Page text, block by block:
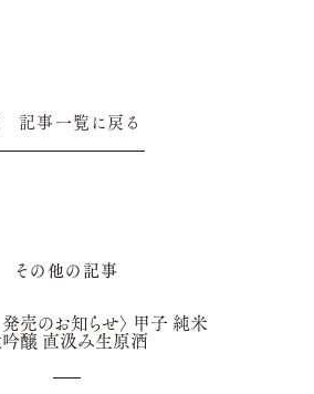
記事一覧に戻る
その他の記事